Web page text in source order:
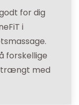
for dig
i
forskellige
med